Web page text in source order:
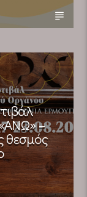
–
θεσμός